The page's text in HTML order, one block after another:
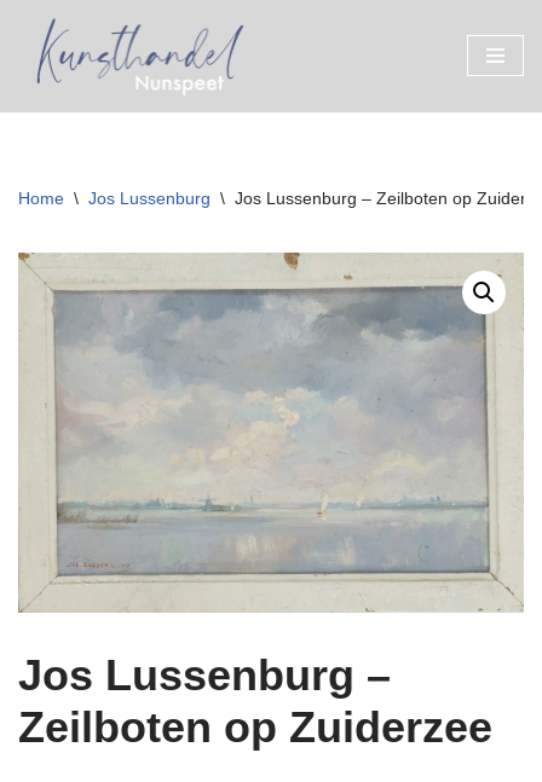
Ga
Home \ Jos Lussenburg \ Jos Lussenburg – Zeilboten op
Jos Lussenburg –
Zeilboten op Zuiderzee